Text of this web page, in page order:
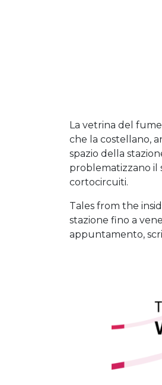
La vetrina del
che la costellano,
spazio della
problematizzano il
cortocircuiti.
Tales from the
stazione fino a
appuntamento,